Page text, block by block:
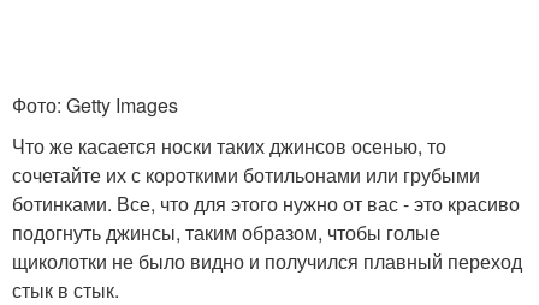
Фото: Getty Images
Что же касается носки таких джинсов осенью, то
сочетайте их с короткими ботильонами или грубыми
ботинками. Все, что для этого нужно от вас - это красиво
подогнуть джинсы, таким образом, чтобы голые
щиколотки не было видно и получился плавный переход
стык в стык.